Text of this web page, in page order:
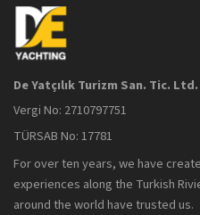
De Yatçılık Turizm San. Tic.
Vergi No: 2710797751
TÜRSAB No: 17781
For over ten years, we have
experiences along the Turkish
around the world have trusted us.